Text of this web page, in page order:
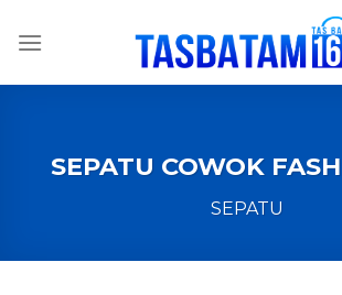
SEPATU COWOK
SEPATU